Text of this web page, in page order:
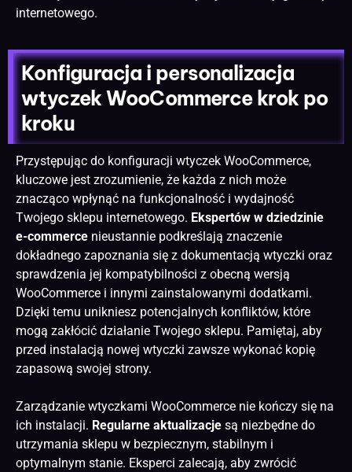
internetowego.
Konfiguracja i personalizacja
wtyczek WooCommerce krok po
kroku
Przystępując do konfiguracji wtyczek WooCommerce,
kluczowe jest zrozumienie, że każda z nich może
znacząco wpłynąć na funkcjonalność i wydajność
Twojego sklepu internetowego. Ekspertów w dziedzinie
e-commerce nieustannie podkreślają znaczenie
dokładnego zapoznania się z dokumentacją wtyczki oraz
sprawdzenia jej kompatybilności z obecną wersją
WooCommerce i innymi zainstalowanymi dodatkami.
Dzięki temu unikniesz potencjalnych konfliktów, które
mogą zakłócić działanie Twojego sklepu. Pamiętaj, aby
przed instalacją nowej wtyczki zawsze wykonać kopię
zapasową swojej strony.
Zarządzanie wtyczkami WooCommerce nie kończy się na
ich instalacji. Regularne aktualizacje są niezbędne do
utrzymania sklepu w bezpiecznym, stabilnym i
optymalnym stanie. Eksperci zalecają, aby zwrócić